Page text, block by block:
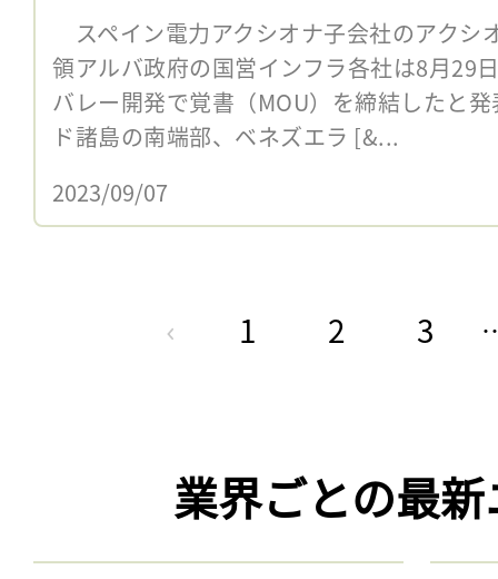
スペイン電力アクシオナ子会社のアクシ
領アルバ政府の国営インフラ各社は8月29
バレー開発で覚書（MOU）を締結したと
ド諸島の南端部、ベネズエラ [&...
2023/09/07
1 2 3
業界ごとの最